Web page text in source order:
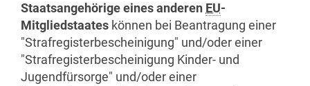
Staatsangehörige eines anderen EU-
Mitgliedstaates können bei Beantragung einer
"Strafregisterbescheinigung" und/oder einer
"Strafregisterbescheinigung Kinder- und
Jugendfürsorge" und/oder einer